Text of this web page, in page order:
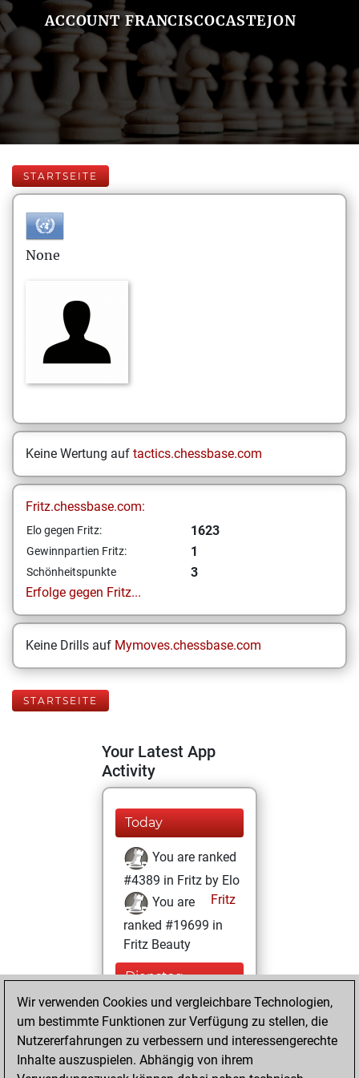
ACCOUNT FRANCISCOCASTEJON
STARTSEITE
None
Keine Wertung auf tactics.chessbase.com
Fritz.chessbase.com:
Elo gegen Fritz: 1623
Gewinnpartien Fritz: 1
Schönheitspunkte
3
Erfolge gegen Fritz...
Keine Drills auf Mymoves.chessbase.com
STARTSEITE
Your Latest App
Activity
Today
You are ranked
#4389 in Fritz by Elo
Fritz
You are
ranked #19699 in
Fritz Beauty
Dienstag,
November 23,
2021
You won
against Fritz
Fritz
Wir verwenden Cookies und vergleichbare Technologien,
um bestimmte Funktionen zur Verfügung zu stellen, die
Nutzererfahrungen zu verbessern und interessengerechte
Inhalte auszuspielen. Abhängig von ihrem